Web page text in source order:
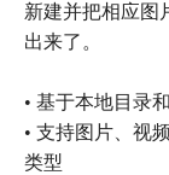
新建并把相应图
出来了。
• 基于本地目录
• 支持图片、视
类型